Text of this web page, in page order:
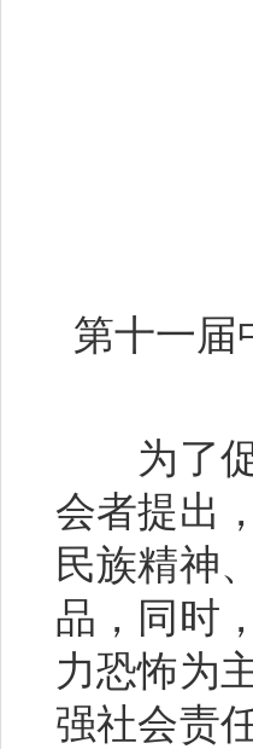
第十一届
为了促
会者提出
民族精神
品，同时
力恐怖为
强社会责